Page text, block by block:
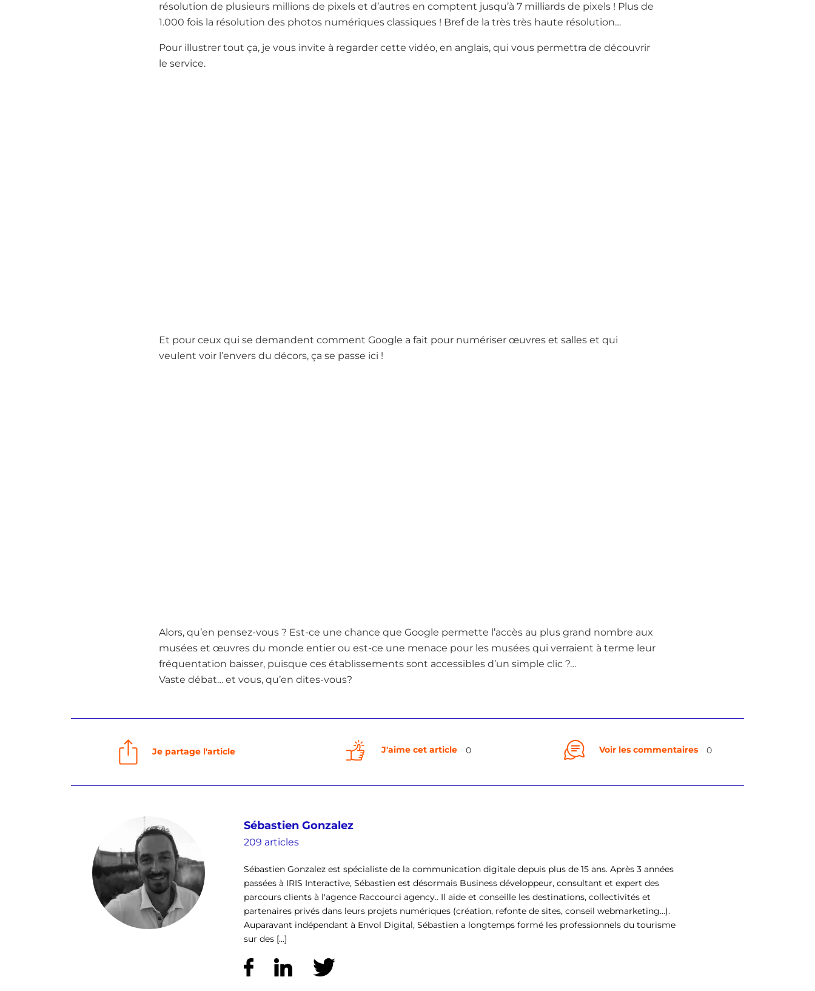
résolution de plusieurs millions de pixels et d’autres en comptent jusqu’à 7 milliards de pixels ! Plus de
1.000 fois la résolution des photos numériques classiques ! Bref de la très très haute résolution…
Pour illustrer tout ça, je vous invite à regarder cette vidéo, en anglais, qui vous permettra de découvrir
le service.
Et pour ceux qui se demandent comment Google a fait pour numériser œuvres et salles et qui
veulent voir l’envers du décors, ça se passe ici !
Alors, qu’en pensez-vous ? Est-ce une chance que Google permette l’accès au plus grand nombre aux
musées et œuvres du monde entier ou est-ce une menace pour les musées qui verraient à terme leur
fréquentation baisser, puisque ces établissements sont accessibles d’un simple clic ?…
Vaste débat… et vous, qu’en dites-vous?
Je partage l'article J'aime cet article 0 Voir les commentaires 0
Sébastien Gonzalez
209 articles
Sébastien Gonzalez est spécialiste de la communication digitale depuis plus de 15 ans. Après 3 années
passées à IRIS Interactive, Sébastien est désormais Business développeur, consultant et expert des
parcours clients à l'agence Raccourci agency.. Il aide et conseille les destinations, collectivités et
partenaires privés dans leurs projets numériques (création, refonte de sites, conseil webmarketing...).
Auparavant indépendant à Envol Digital, Sébastien a longtemps formé les professionnels du tourisme
sur des [...]